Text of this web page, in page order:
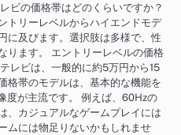
ビの価格帯はどのくらいですか？
トリーレベルからハイエンドモデ
に及びます。選択肢は多様で、性
ります。 エントリーレベルの価格
レビは、一般的に約5万円から15
格帯のモデルは、基本的な機能を
度が主流です。 例えば、60Hzの
、カジュアルなゲームプレイには
ムには物足りないかもしれませ